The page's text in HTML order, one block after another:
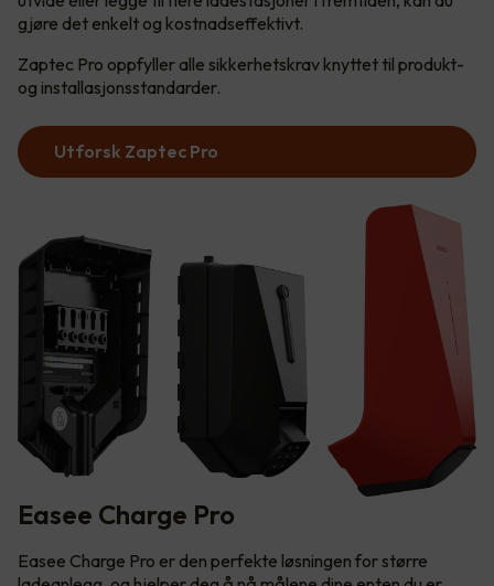
gjøre det enkelt og kostnadseffektivt.
Zaptec Pro oppfyller alle sikkerhetskrav knyttet til produkt-
og installasjonsstandarder.
Utforsk Zaptec Pro
Easee Charge Pro
Easee Charge Pro er den perfekte løsningen for større